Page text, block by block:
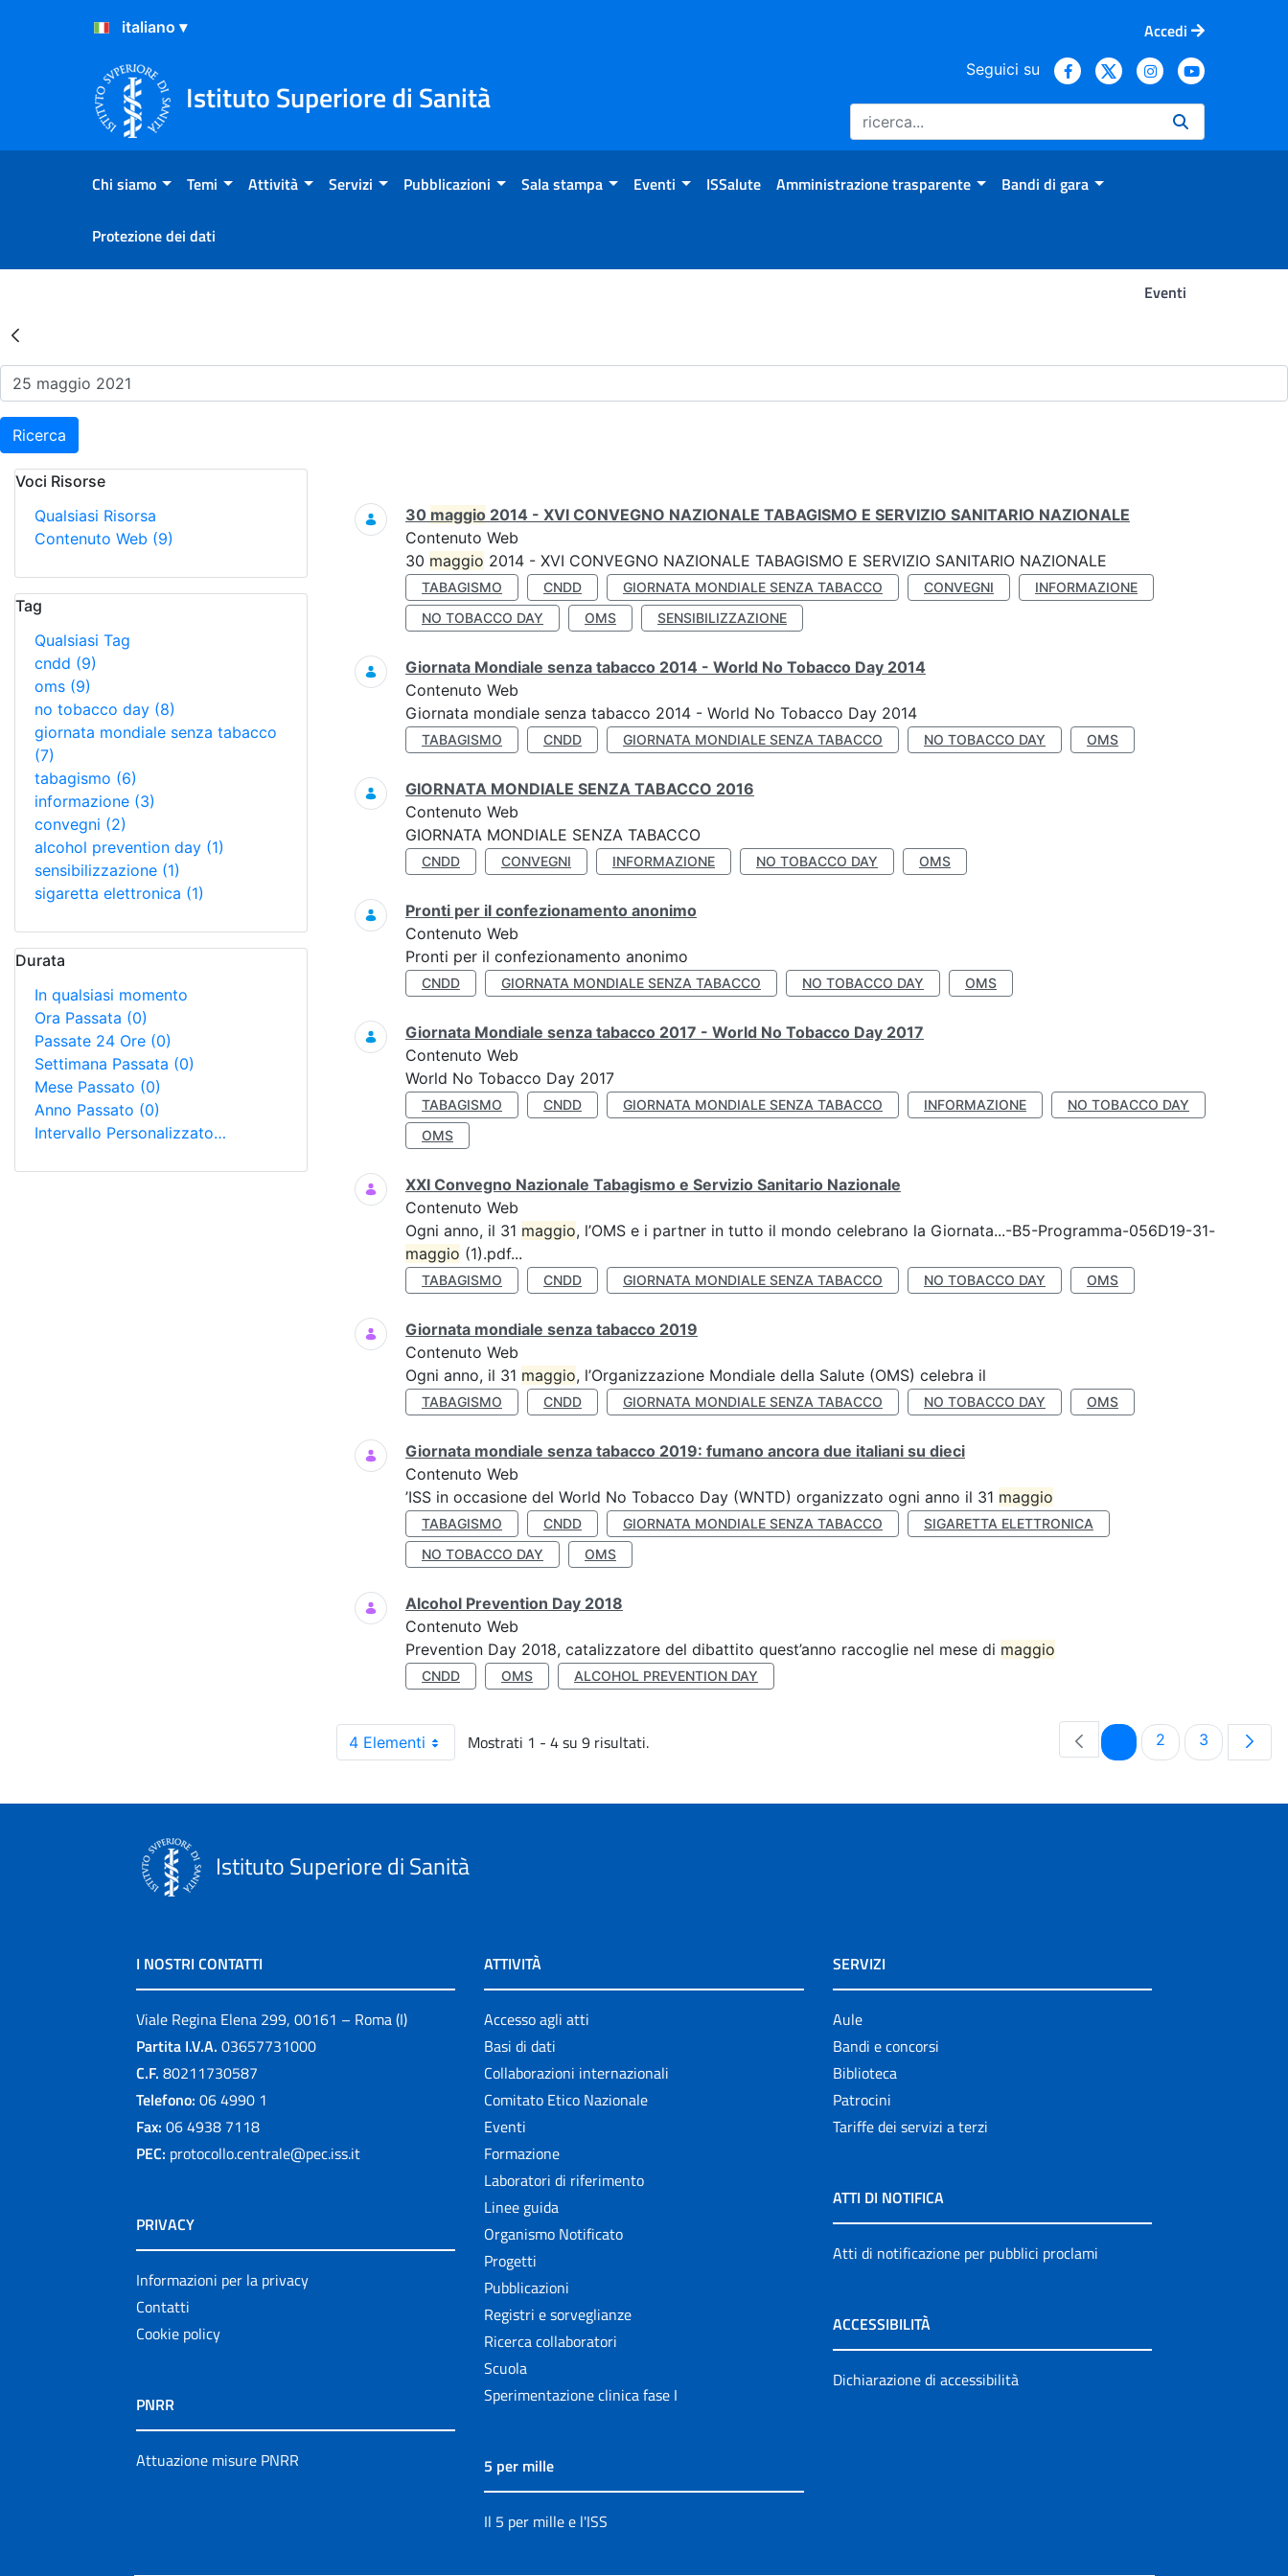
Salta al Contenuto
Salta al Footer
Accedi
Istituto Superiore di Sanità
Seguici su
Chi siamo Temi Attività Servizi Pubblicazioni Sala stampa Eventi ISSalute Amministrazione trasparente Bandi di gara
Protezione dei dati
Eventi
Risultati della Ricerca - Eventi
Ricerca
Voci Risorse
Qualsiasi Risorsa
Contenuto Web (9)
Tag
Qualsiasi Tag
cndd (9)
oms (9)
no tobacco day (8)
giornata mondiale senza tabacco
(7)
tabagismo (6)
informazione (3)
convegni (2)
alcohol prevention day (1)
sensibilizzazione (1)
sigaretta elettronica (1)
Durata
In qualsiasi momento
Ora Passata (0)
Passate 24 Ore (0)
Settimana Passata (0)
Mese Passato (0)
Anno Passato (0)
Intervallo Personalizzato…
Ricerca
30 maggio 2014 - XVI CONVEGNO NAZIONALE TABAGISMO E SERVIZIO SANITARIO NAZIONALE
Contenuto Web
30 maggio 2014 - XVI CONVEGNO NAZIONALE TABAGISMO E SERVIZIO SANITARIO NAZIONALE
TABAGISMO CNDD GIORNATA MONDIALE SENZA TABACCO CONVEGNI
INFORMAZIONE
NO TOBACCO DAY
OMS SENSIBILIZZAZIONE
Giornata Mondiale senza tabacco 2014 - World No Tobacco Day 2014
Contenuto Web
Giornata mondiale senza tabacco 2014 - World No Tobacco Day 2014
TABAGISMO CNDD GIORNATA MONDIALE SENZA TABACCO NO TOBACCO DAY OMS
GIORNATA MONDIALE SENZA TABACCO 2016
Contenuto Web
GIORNATA MONDIALE SENZA TABACCO
CNDD CONVEGNI INFORMAZIONE NO TOBACCO DAY OMS
Pronti per il confezionamento anonimo
Contenuto Web
Pronti per il confezionamento anonimo
CNDD GIORNATA MONDIALE SENZA TABACCO NO TOBACCO DAY OMS
Giornata Mondiale senza tabacco 2017 - World No Tobacco Day 2017
Contenuto Web
World No Tobacco Day 2017
TABAGISMO CNDD GIORNATA MONDIALE SENZA TABACCO INFORMAZIONE
NO TOBACCO DAY
OMS
XXI Convegno Nazionale Tabagismo e Servizio Sanitario Nazionale
Contenuto Web
Ogni anno, il 31 maggio, l’OMS e i partner in tutto il mondo celebrano la Giornata...-B5-Programma-056D19-31-
maggio (1).pdf...
TABAGISMO CNDD GIORNATA MONDIALE SENZA TABACCO NO TOBACCO DAY OMS
Giornata mondiale senza tabacco 2019
Contenuto Web
Ogni anno, il 31 maggio, l’Organizzazione Mondiale della Salute (OMS) celebra il
TABAGISMO CNDD GIORNATA MONDIALE SENZA TABACCO NO TOBACCO DAY OMS
Giornata mondiale senza tabacco 2019: fumano ancora due italiani su dieci
Contenuto Web
’ISS in occasione del World No Tobacco Day (WNTD) organizzato ogni anno il 31 maggio
TABAGISMO CNDD GIORNATA MONDIALE SENZA TABACCO
SIGARETTA ELETTRONICA
NO TOBACCO DAY
OMS
Alcohol Prevention Day 2018
Contenuto Web
Prevention Day 2018, catalizzatore del dibattito quest’anno raccoglie nel mese di maggio
CNDD OMS ALCOHOL PREVENTION DAY
4 Elementi Mostrati 1 - 4 su 9 risultati. PaginaPagina
2 Pagina
3
Istituto Superiore di Sanità
I NOSTRI CONTATTI
Viale Regina Elena 299, 00161 – Roma (I)
Partita I.V.A. 03657731000
C.F. 80211730587
Telefono: 06 4990 1
Fax: 06 4938 7118
PEC: protocollo.centrale@pec.iss.it
PRIVACY
Informazioni per la privacy
Contatti
Cookie policy
PNRR
Attuazione misure PNRR
ATTIVITÀ
Accesso agli atti
Basi di dati
Collaborazioni internazionali
Comitato Etico Nazionale
Eventi
Formazione
Laboratori di riferimento
Linee guida
Organismo Notificato
Progetti
Pubblicazioni
Registri e sorveglianze
Ricerca collaboratori
Scuola
Sperimentazione clinica fase I
5 per mille
Il 5 per mille e l'ISS
SERVIZI
Aule
Bandi e concorsi
Biblioteca
Patrocini
Tariffe dei servizi a terzi
ATTI DI NOTIFICA
Atti di notificazione per pubblici proclami
ACCESSIBILITÀ
Dichiarazione di accessibilità